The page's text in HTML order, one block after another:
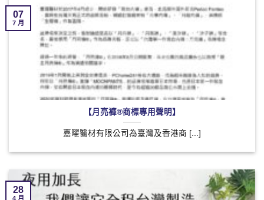
【月亮褲®商標專用聲明】
嘉曜醫材有限公司為臺灣及香港商 [...]
07
7 月
28
4 月